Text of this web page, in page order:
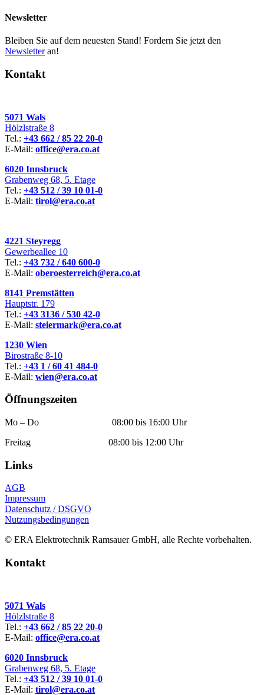
Newsletter
Bleiben Sie auf dem neuesten Stand! Fordern Sie jetzt den
Newsletteran!
Kontakt
5071 Wals
Hölzlstraße 8
Tel.: +43 662 / 85 22 20-0
E-Mail: office@era.co.at
6020 Innsbruck
Grabenweg 68, 5. Etage
Tel.: +43 512 / 39 10 01-0
E-Mail: tirol@era.co.at
4221 Steyregg
Gewerbeallee 10
Tel.: +43 732 / 640 600-0
E-Mail: oberoesterreich@era.co.at
8141 Premstätten
Hauptstr. 179
Tel.: +43 3136 / 530 42-0
E-Mail: steiermark@era.co.at
1230 Wien
Birostraße 8-10
Tel.: +43 1 / 60 41 484-0
E-Mail: wien@era.co.at
Öffnungszeiten
Mo – Do 08:00 bis 16:00 Uhr
Freitag 08:00 bis 12:00 Uhr
Links
AGB
Impressum
Datenschutz / DSGVO
Nutzungsbedingungen
© ERA Elektrotechnik Ramsauer GmbH, alle Rechte vorbehalten.
Kontakt
5071 Wals
Hölzlstraße 8
Tel.: +43 662 / 85 22 20-0
E-Mail: office@era.co.at
6020 Innsbruck
Grabenweg 68, 5. Etage
Tel.: +43 512 / 39 10 01-0
E-Mail: tirol@era.co.at